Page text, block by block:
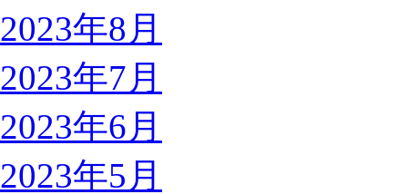
2023年8月
2023年7月
2023年6月
2023年5月